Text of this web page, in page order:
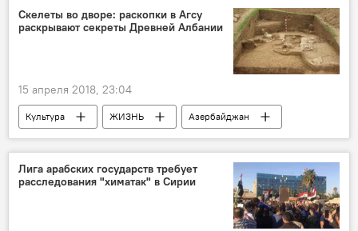
Скелеты во дворе: раскопки в Агсу
раскрывают секреты Древней Албании
15 апреля 2018, 23:04
Культура ЖИЗНЬ
Азербайджан
Новости
Албания
Агсу
раскопки
Скелет
секрет
двор
Лига арабских государств требует
расследования "химатак" в Сирии